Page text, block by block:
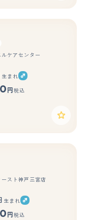
もっと見る
ケアセンター
生まれ
円 税込
もっと見る
スト神戸三宮店
生まれ
円 税込